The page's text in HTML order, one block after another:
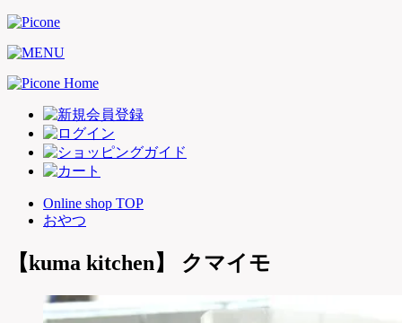
Online shop TOP
おやつ
【kuma kitchen】 クマイモ